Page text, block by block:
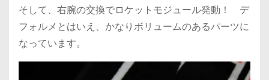
そして、右腕の交換でロケットモジュール発動！ デ
フォルメとはいえ、かなりボリュームのあるパーツに
なっています。